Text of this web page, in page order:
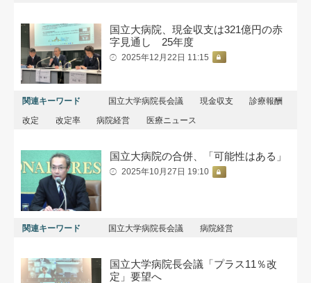
国立大病院、現金収支は321億円の赤
字見通し 25年度
2025年12月22日 11:15
関連キーワード 国立大学病院長会議 現金収支
診療報酬
改定
改定率 病院経営 医療ニュース
国立大病院の合併、「可能性はある」
2025年10月27日 19:10
関連キーワード 国立大学病院長会議 病院経営
国立大学病院長会議「プラス11％改
定」要望へ